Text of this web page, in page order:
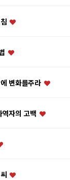
변화를주라
자의 고백